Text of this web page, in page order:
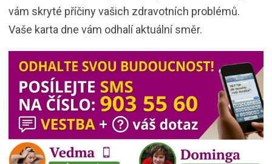
vám skryté příčiny vašich zdravotních problémů.
Vaše karta dne vám odhalí aktuální směr.